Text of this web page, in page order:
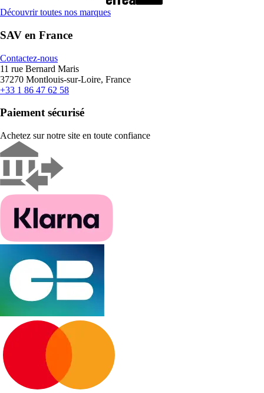
Découvrir toutes nos marques
SAV en France
Contactez-nous
11 rue Bernard Maris
37270 Montlouis-sur-Loire, France
+33 1 86 47 62 58
Paiement sécurisé
Achetez sur notre site en toute confiance